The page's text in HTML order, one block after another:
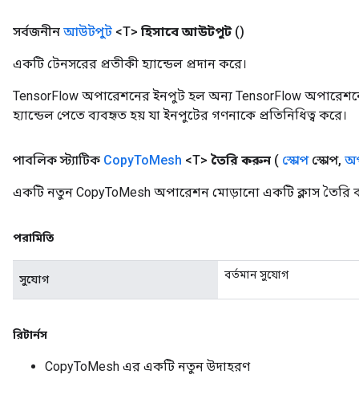
সর্বজনীন আউটপুট <T> হিসাবে আউটপুট ()
একটি টেনসরের প্রতীকী হ্যান্ডেল প্রদান করে।
TensorFlow অপারেশনের ইনপুট হল অন্য TensorFlow
হ্যান্ডেল পেতে ব্যবহৃত হয় যা ইনপুটের গণনাকে প্রতিনিধিত্ব করে।
পাবলিক স্ট্যাটিক CopyToMesh <T> তৈরি করুন ( স্কোপস্কোপ,
একটি নতুন CopyToMesh অপারেশন মোড়ানো একটি ক্লাস তৈরি
পরামিতি
সুযোগ বর্তমান সুযোগ
রিটার্নস
CopyToMesh এর একটি নতুন উদাহরণ